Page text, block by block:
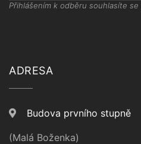
Přihlášením k odběru souhlasíte se
ADRESA
Budova prvního stupně
(Malá Boženka)